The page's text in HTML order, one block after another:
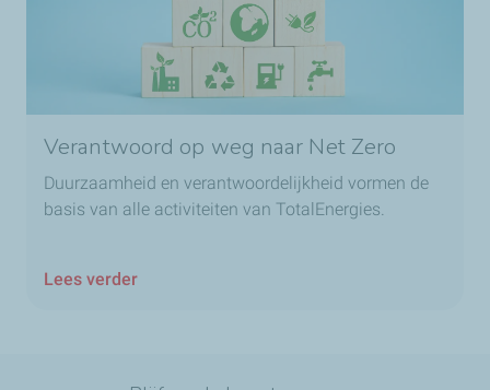
Verantwoord op weg naar Net Zero
Duurzaamheid en verantwoordelijkheid vormen de
basis van alle activiteiten van TotalEnergies.
Lees verder